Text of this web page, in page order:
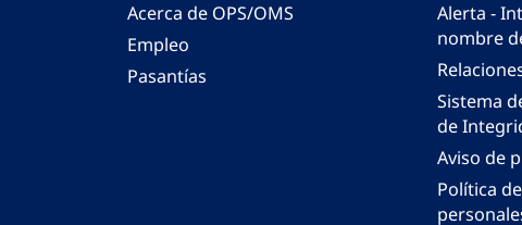
Acerca de OPS/OMS
Empleo
Pasantías
Alerta -
nombre
Sistema
de
Aviso de
Política